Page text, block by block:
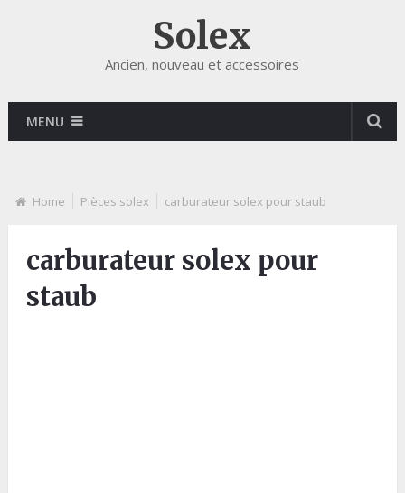
Solex
Ancien, nouveau et accessoires
MENU
Home Pièces solex carburateur solex pour staub
carburateur solex pour
staub